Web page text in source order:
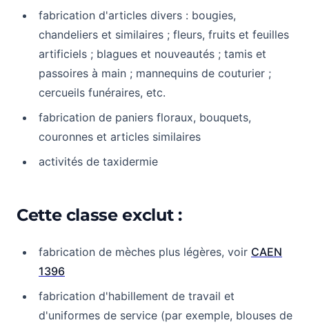
fabrication d'articles divers : bougies,
chandeliers et similaires ; fleurs, fruits et feuilles
artificiels ; blagues et nouveautés ; tamis et
passoires à main ; mannequins de couturier ;
cercueils funéraires, etc.
fabrication de paniers floraux, bouquets,
couronnes et articles similaires
activités de taxidermie
Cette classe exclut :
fabrication de mèches plus légères, voir CAEN
1396
fabrication d'habillement de travail et
d'uniformes de service (par exemple, blouses de